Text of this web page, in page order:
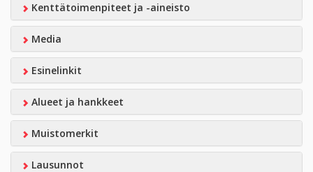
Kenttätoimenpiteet ja -aineisto
Media
Esinelinkit
Alueet ja hankkeet
Muistomerkit
Lausunnot